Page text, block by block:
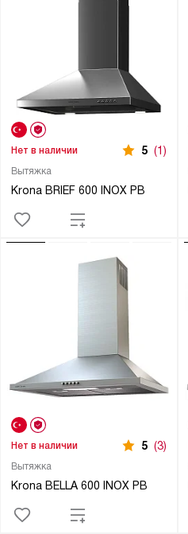
Вытяжка
Krona BRIEF 600 INOX PB
Нет в наличии 5 (1)
Вытяжка
Krona BELLA 600 INOX PB
Нет в наличии 5 (3)